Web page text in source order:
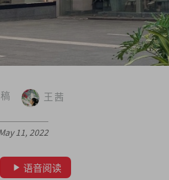
王茜
11, 2022
语音阅读